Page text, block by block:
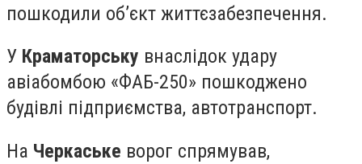
пошкодили об’єкт життєзабезпечення.
У Краматорську внаслідок удару
авіабомбою «ФАБ-250» пошкоджено
будівлі підприємства, автотранспорт.
На Черкаське ворог спрямував,